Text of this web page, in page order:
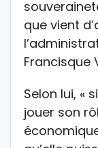
que vient
Francisque
Selon lui, «
jouer son